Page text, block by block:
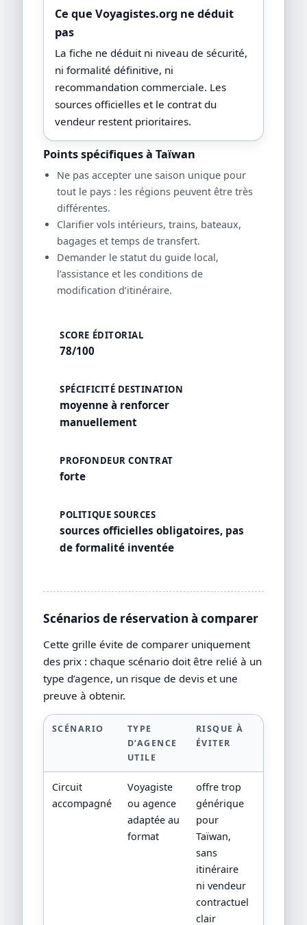
Ce que Voyagistes.org ne déduit
pas
La fiche ne déduit ni niveau de sécurité,
ni formalité définitive, ni
recommandation commerciale. Les
sources officielles et le contrat du
vendeur restent prioritaires.
Points spécifiques à Taïwan
Ne pas accepter une saison unique pour
tout le pays : les régions peuvent être très
différentes.
Clarifier vols intérieurs, trains, bateaux,
bagages et temps de transfert.
Demander le statut du guide local,
l’assistance et les conditions de
modification d’itinéraire.
SCORE ÉDITORIAL
78/100
SPÉCIFICITÉ DESTINATION
moyenne à renforcer
manuellement
PROFONDEUR CONTRAT
forte
POLITIQUE SOURCES
sources officielles obligatoires, pas
de formalité inventée
Scénarios de réservation à comparer
Cette grille évite de comparer uniquement
des prix : chaque scénario doit être relié à un
type d’agence, un risque de devis et une
preuve à obtenir.
SCÉNARIO
TYPE
D’AGENCE
UTILE
RISQUE À
ÉVITER
Circuit
accompagné
Voyagiste
ou agence
adaptée au
format
offre trop
générique
pour
Taïwan,
sans
itinéraire
ni vendeur
contractuel
clair